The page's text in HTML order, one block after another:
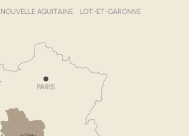
NOUVELLE AQUITAINE LOT-ET-GARONNE